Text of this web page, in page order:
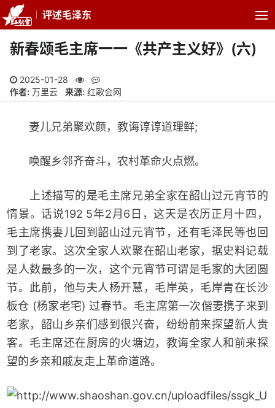
评述毛泽东
新春颂毛主席一一《共产主义好》(六)
2025-01-28
作者: 万里云 来源: 红歌会网
妻儿兄弟聚欢颜，教诲谆谆道理鲜;
唤醒乡邻齐奋斗，农村革命火点燃。
上述描写的是毛主席兄弟全家在韶山过元宵节的
情景。话说192 5年2月6日，这天是农历正月十四，
毛主席携妻儿回到韶山过元宵节，还有毛泽民等也回
到了老家。这次全家人欢聚在韶山老家，据史料记载
是人数最多的一次，这个元宵节可谓是毛家的大团圆
节。此前，他与夫人杨开慧，毛岸英，毛岸青在长沙
板仓 (杨家老宅) 过春节。毛主席第一次偕妻携子来到
老家，韶山乡亲们感到很兴奋，纷纷前来探望新人贵
客。毛主席还在厨房的火塘边，教诲全家人和前来探
望的乡亲和戚友走上革命道路。